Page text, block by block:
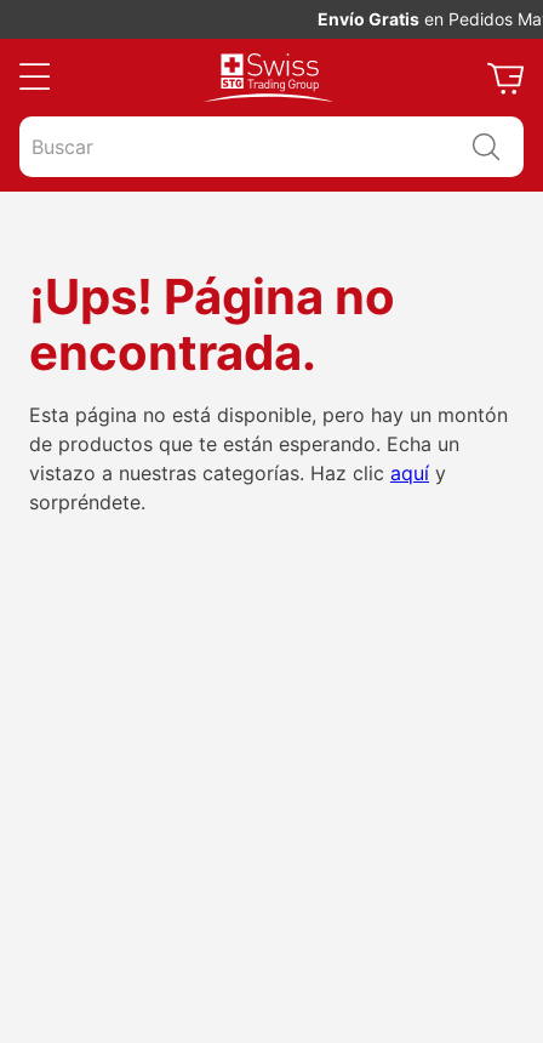
Envío Gratisen Pedidos
Buscar
¡Ups! Página no
encontrada.
Esta página no está disponible, pero hay un montón
de productos que te están esperando. Echa un
vistazo a nuestras categorías. Haz clic aquí y
sorpréndete.